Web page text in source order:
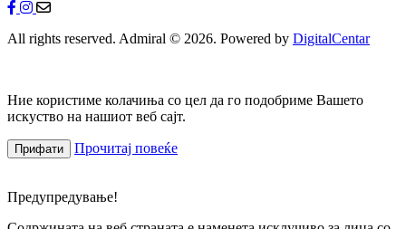
All rights reserved. Admiral © 2026. Powered by DigitalCentar
Ние користиме колачиња со цел да го подобриме Вашето
искуство на нашиот веб сајт.
Прифати Прочитај повеќе
Предупредување!